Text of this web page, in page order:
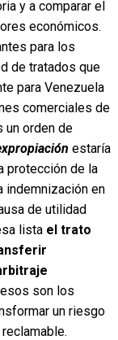
y a comparar el
económicos.
para los
de tratados que
para Venezuela
comerciales de
un orden de
estaría
protección de la
indemnización en
de utilidad
lista el trato
son los
un riesgo